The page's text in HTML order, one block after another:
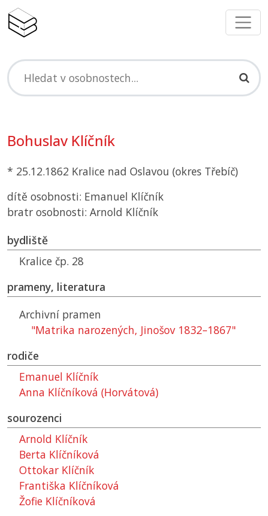
Bohuslav Klíčník
* 25.12.1862 Kralice nad Oslavou (okres Třebíč)
dítě osobnosti: Emanuel Klíčník
bratr osobnosti: Arnold Klíčník
bydliště
Kralice čp. 28
prameny, literatura
Archivní pramen
"Matrika narozených, Jinošov 1832–1867"
rodiče
Emanuel Klíčník
Anna Klíčníková (Horvátová)
sourozenci
Arnold Klíčník
Berta Klíčníková
Ottokar Klíčník
Františka Klíčníková
Žofie Klíčníková